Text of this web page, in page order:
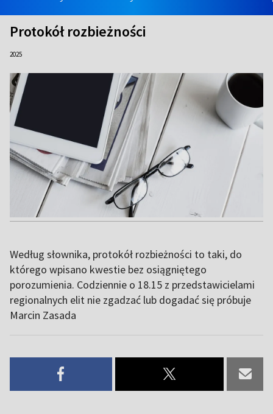
Protokół rozbieżności
2025
Według słownika, protokół rozbieżności to taki, do
którego wpisano kwestie bez osiągniętego
porozumienia. Codziennie o 18.15 z przedstawicielami
regionalnych elit nie zgadzać lub dogadać się próbuje
Marcin Zasada